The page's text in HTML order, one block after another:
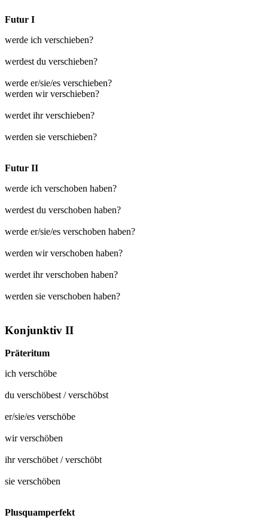
Futur I
werde ich verschieben?
werdest du verschieben?
werde er/sie/es verschieben?
werden wir verschieben?
werdet ihr verschieben?
werden sie verschieben?
Futur II
werde ich verschoben haben?
werdest du verschoben haben?
werde er/sie/es verschoben haben?
werden wir verschoben haben?
werdet ihr verschoben haben?
werden sie verschoben haben?
Konjunktiv II
Präteritum
ich verschöbe
du verschöbest/verschöbst
er/sie/es verschöbe
wirverschöben
ihrverschöbet/verschöbt
sie verschöben
Plusquamperfekt